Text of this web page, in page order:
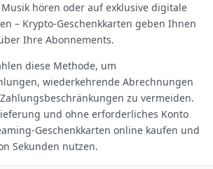
hören oder auf exklusive digitale
– Krypto-Geschenkkarten geben Ihnen
Ihre Abonnements.
diese Methode, um
wiederkehrende Abrechnungen
zu vermeiden.
und ohne erforderliches Konto
Geschenkkarten online kaufen und
Sekunden nutzen.